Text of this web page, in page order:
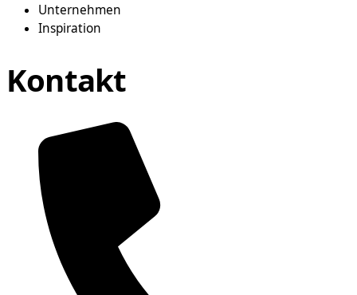
Unternehmen
Inspiration
Kontakt